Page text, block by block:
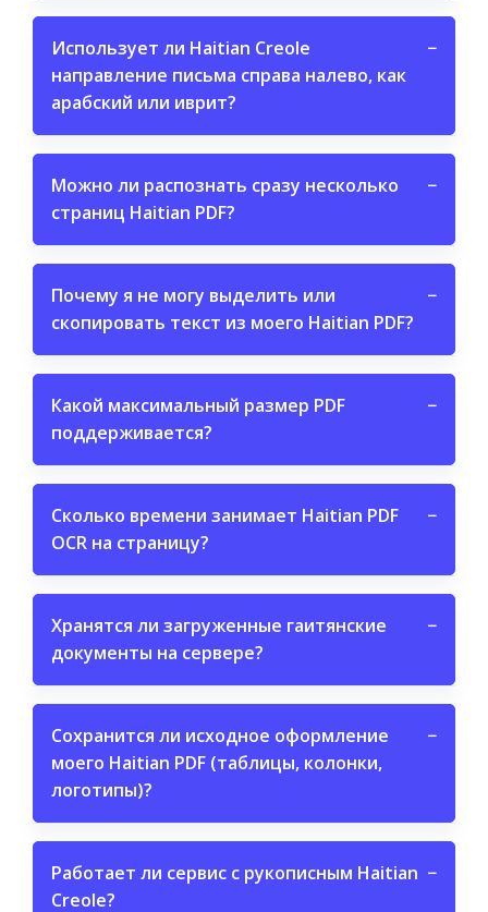
Использует ли Haitian Creole
направление письма справа налево, как
арабский или иврит?
−
Можно ли распознать сразу несколько
страниц Haitian PDF?
−
Почему я не могу выделить или
скопировать текст из моего Haitian PDF?
−
Какой максимальный размер PDF
поддерживается?
−
Сколько времени занимает Haitian PDF
OCR на страницу?
−
Хранятся ли загруженные гаитянские
документы на сервере?
−
Сохранится ли исходное оформление
моего Haitian PDF (таблицы, колонки,
логотипы)?
−
Работает ли сервис с рукописным Haitian
Creole?
−